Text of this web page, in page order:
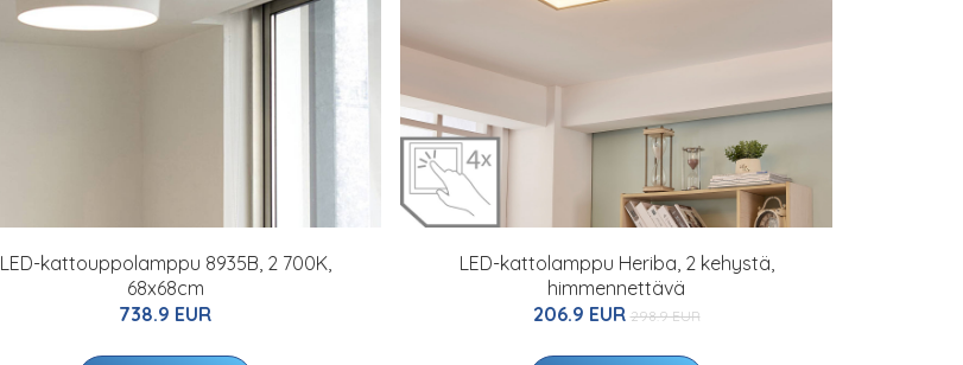
LED-kattouppolamppu 8935B, 2 700K,
68x68cm
738.9 EUR
LED-kattolamppu Heriba, 2 kehystä,
himmennettävä
206.9 EUR 298.9 EUR